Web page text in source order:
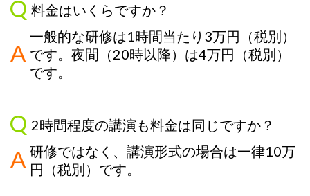
料金はいくらですか？
一般的な研修は1時間当たり 3万円（税別）
です。夜間（20時以降）は4万円（税別）
です。
2時間程度の講演も料金は同じですか？
研修ではなく、講演形式の場合は一律10万
円（税別）です。